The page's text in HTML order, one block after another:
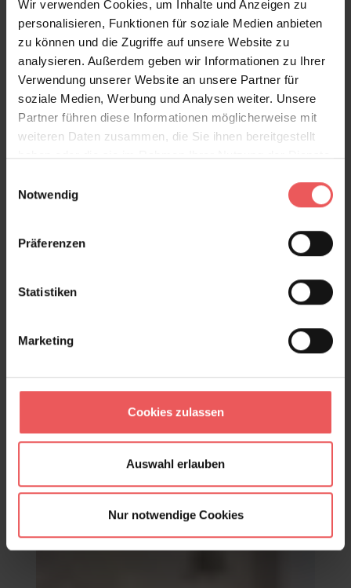
Wir verwenden Cookies, um Inhalte und Anzeigen zu
personalisieren, Funktionen für soziale Medien anbieten
zu können und die Zugriffe auf unsere Website zu
analysieren. Außerdem geben wir Informationen zu Ihrer
Verwendung unserer Website an unsere Partner für
soziale Medien, Werbung und Analysen weiter. Unsere
Partner führen diese Informationen möglicherweise mit
weiteren Daten zusammen, die Sie ihnen bereitgestellt
haben oder die sie im Rahmen Ihrer Nutzung der Dienste
Notwendig
Präferenzen
Statistiken
Marketing
Cookies zulassen
Auswahl erlauben
Nur notwendige Cookies
Produktgalerie überspringen
Varianten
Graphique, col. 20
83,95 €